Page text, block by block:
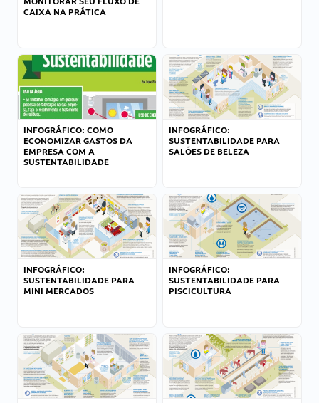
CAIXA NA PRÁTICA
INFOGRÁFICO: COMO
ECONOMIZAR GASTOS DA
EMPRESA COM A
SUSTENTABILIDADE
INFOGRÁFICO:
SUSTENTABILIDADE PARA
SALÕES DE BELEZA
INFOGRÁFICO:
SUSTENTABILIDADE PARA
MINI MERCADOS
INFOGRÁFICO:
SUSTENTABILIDADE PARA
PISCICULTURA